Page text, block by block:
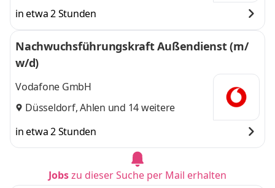
in etwa 2 Stunden
Nachwuchsführungskraft Außendienst (m/
w/d)
Vodafone GmbH
Düsseldorf,Ahlen und 14 weitere
in etwa 2 Stunden
Jobszu dieser Suche per Mail erhalten